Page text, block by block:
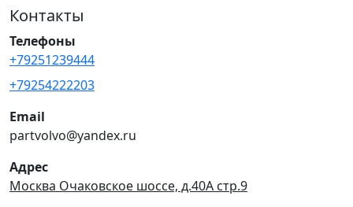
Контакты
Телефоны
+79251239444
+79254222203
Email
partvolvo@yandex.ru
Адрес
Москва Очаковское шоссе, д.40А стр.9